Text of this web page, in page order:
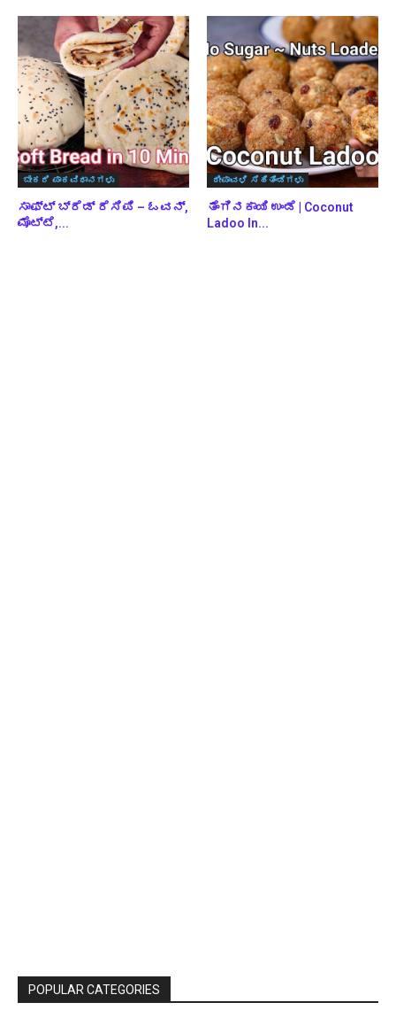
ಬೇಕರಿ ಪಾಕವಿಧಾನಗಳು
ಸಾಫ್ಟ್ ಬ್ರೆಡ್ ರೆಸಿಪಿ – ಓವನ್,
ಮೊಟ್ಟೆ,...
ದೀಪಾವಳಿ ಸಿಹಿತಿಂಡಿಗಳು
ತೆಂಗಿನಕಾಯಿ ಉಂಡೆ | Coconut
Ladoo In...
POPULAR CATEGORIES